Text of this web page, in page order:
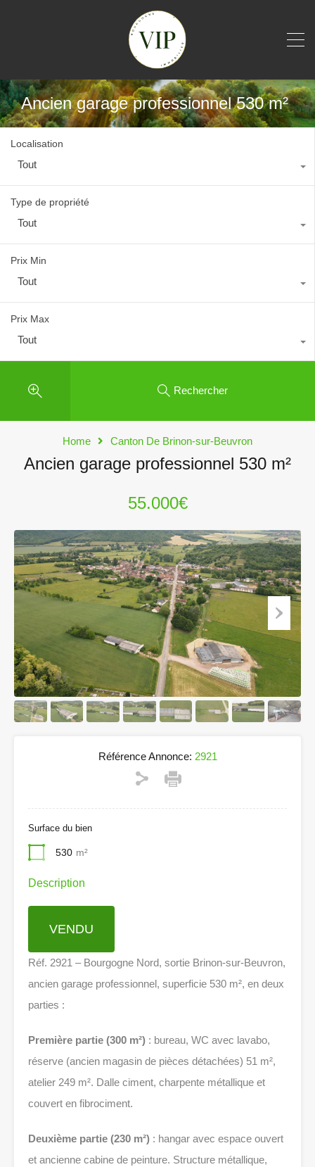
Ancien garage professionnel 530 m²
Localisation
Tout
Type de propriété
Tout
Prix Min
Tout
Prix Max
Tout
Rechercher
Home Canton De Brinon-sur-Beuvron
Ancien garage professionnel 530 m²
55.000€
Référence Annonce: 2921
Surface du bien
530 m²
Description
VENDU
Réf. 2921 – Bourgogne Nord, sortie Brinon-sur-Beuvron,
ancien garage professionnel, superficie 530 m², en deux
parties :
Première partie (300 m²) : bureau, WC avec lavabo,
réserve (ancien magasin de pièces détachées) 51 m²,
atelier 249 m². Dalle ciment, charpente métallique et
couvert en fibrociment.
Deuxième partie (230 m²) : hangar avec espace ouvert
et ancienne cabine de peinture. Structure métallique,